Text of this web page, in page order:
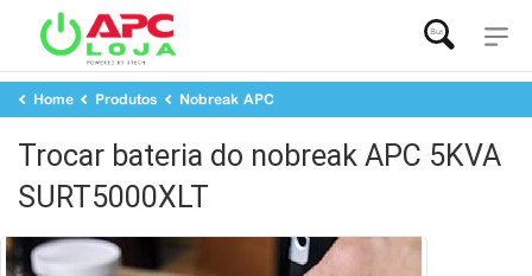
Buscar...
Home Produtos
Nobreak APC
Trocar bateria do nobreak APC 5KVA SURT5000XLT
Trocar bateria do nobreak APC 5KVA
SURT5000XLT